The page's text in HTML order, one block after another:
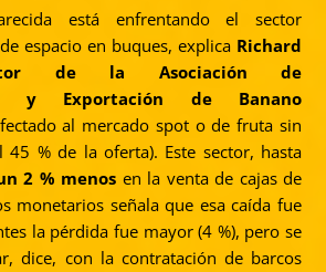
está enfrentando el sector
espacio en buques, explica Richard
de la Asociación de
y Exportación de Banano
al mercado spot o de fruta sin
45 % de la oferta). Este sector, hasta
2 % menos en la venta de cajas de
monetarios señala que esa caída fue
la pérdida fue mayor (4 %), pero se
dice, con la contratación de barcos